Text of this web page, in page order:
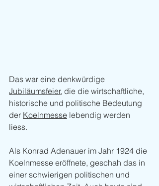
Das war eine denkwürdige
Jubiläumsfeier, die die wirtschaftliche,
historische und politische Bedeutung
der Koelnmesse lebendig werden
liess.
Als Konrad Adenauer im Jahr 1924 die
Koelnmesse eröffnete, geschah das in
einer schwierigen politischen und